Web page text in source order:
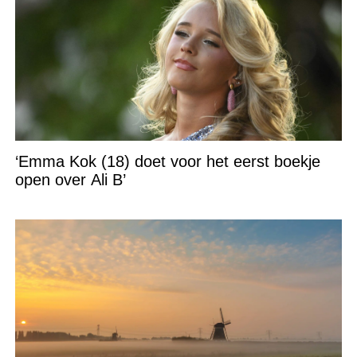
‘Emma Kok (18) doet voor het eerst boekje
open over Ali B’